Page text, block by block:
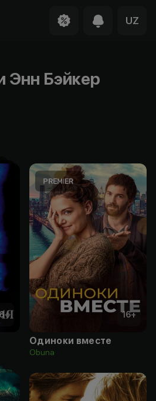
UZ
Энн Бэйкер
+ 16+
Одиноки вместе
Obuna